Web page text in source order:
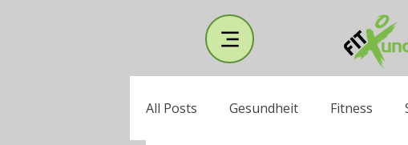
All Posts Gesundheit Fitness